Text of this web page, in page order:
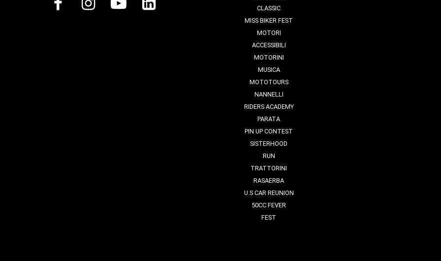
CLASSIC
MISS BIKER FEST
MOTORI
ACCESSIBILI
MOTORINI
MUSICA
MOTOTOURS
NANNELLI
RIDERS ACADEMY
PARATA
PIN UP CONTEST
SISTERHOOD
RUN
TRATTORINI
RASAERBA
U.S CAR REUNION
50CC FEVER
FEST